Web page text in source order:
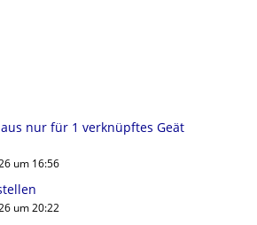
nur für 1 verknüpftes Geät
um 16:56
um 20:22